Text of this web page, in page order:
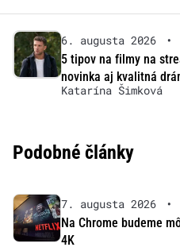
6. augusta 2026 •
5 tipov na filmy na
novinka aj kvalitná
Katarína Šimková
Podobné články
7. augusta 2026 •
Na Chrome budeme
4K